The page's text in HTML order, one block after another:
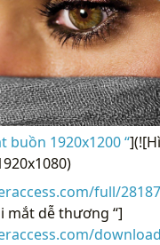
buồn 1920x1200 “
full/
mắt dễ thương “]